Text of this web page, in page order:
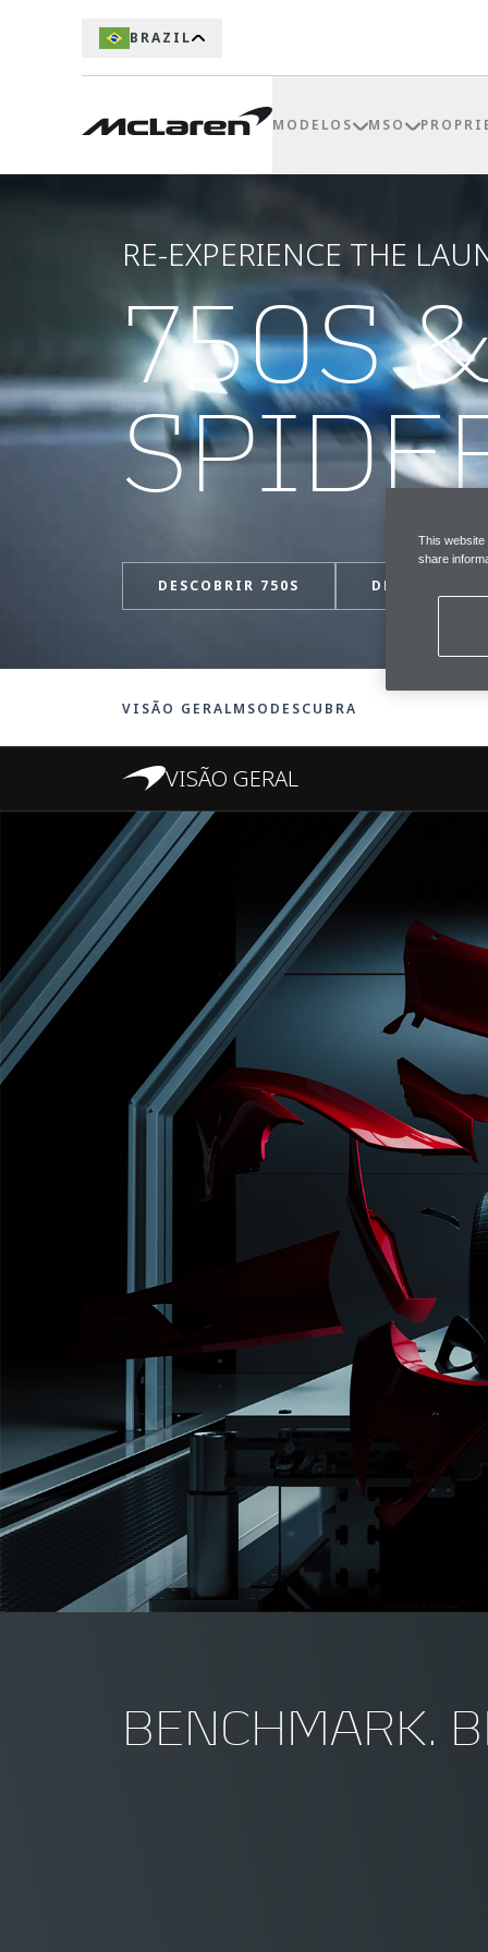
BRAZIL
MODELOS MSO
RE-EXPERIENCE THE
750S
DESCOBRIR 750S DESCOBRIR
VISÃO GERALMSO DESCUBRA
VISÃO GERAL
BENCHMARK.
This website
share